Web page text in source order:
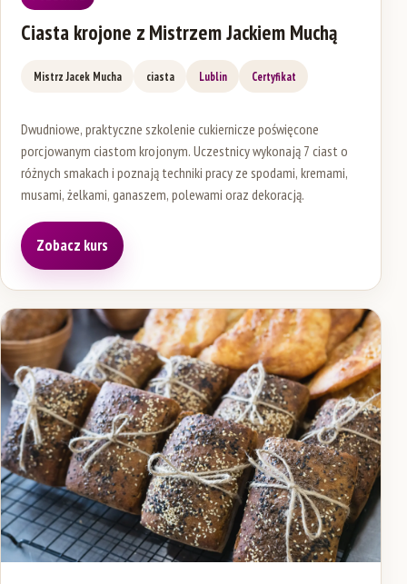
Ciasta krojone z Mistrzem Jackiem Muchą
Mistrz Jacek Mucha ciasta Lublin Certyfikat
Dwudniowe, praktyczne szkolenie cukiernicze poświęcone
porcjowanym ciastom krojonym. Uczestnicy wykonają 7 ciast o
różnych smakach i poznają techniki pracy ze spodami, kremami,
musami, żelkami, ganaszem, polewami oraz dekoracją.
Zobacz kurs
(otwiera się w nowej karcie)